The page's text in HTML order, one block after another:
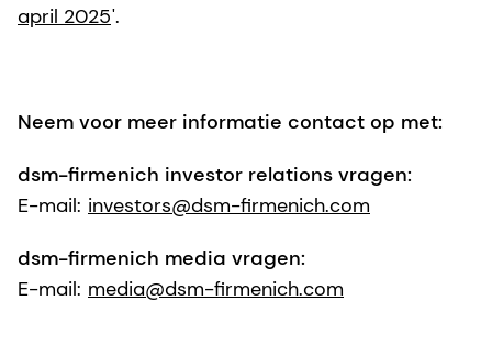
april 2025'.
Neem voor meer informatie contact op met:
dsm-firmenich investor relations vragen:
E-mail: investors@dsm-firmenich.com
dsm-firmenich media vragen:
E-mail: media@dsm-firmenich.com